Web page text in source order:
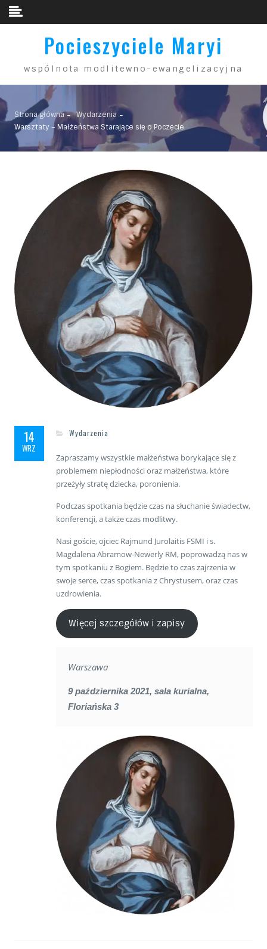
Skip to content
Pocieszyciele Maryi
wspólnota modlitewno-ewangelizacyjna
Strona główna
Wydarzenia
Warsztaty – Małżeństwa Starające się o Poczęcie
14
WRZ
Wydarzenia
Zapraszamy wszystkie małżeństwa borykające się z
problemem niepłodności oraz małżeństwa, które
przeżyły stratę dziecka, poronienia.
Podczas spotkania będzie czas na słuchanie świadectw,
konferencji, a także czas modlitwy.
Nasi goście, ojciec Rajmund Jurolaitis FSMI i s.
Magdalena Abramow-Newerly RM, poprowadzą nas w
tym spotkaniu z Bogiem. Będzie to czas zajrzenia w
swoje serce, czas spotkania z Chrystusem, oraz czas
uzdrowienia.
Więcej szczegółów i zapisy
Warszawa
9 października 2021, sala kurialna,
Floriańska 3